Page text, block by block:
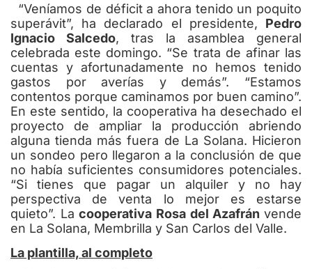
“Veníamos de déficit a ahora tenido un poquito
superávit”, ha declarado el presidente, Pedro
Ignacio Salcedo, tras la asamblea general
celebrada este domingo. “Se trata de afinar las
cuentas y afortunadamente no hemos tenido
gastos por averías y demás”. “Estamos
contentos porque caminamos por buen camino”.
En este sentido, la cooperativa ha desechado el
proyecto de ampliar la producción abriendo
alguna tienda más fuera de La Solana. Hicieron
un sondeo pero llegaron a la conclusión de que
no había suficientes consumidores potenciales.
“Si tienes que pagar un alquiler y no hay
perspectiva de venta lo mejor es estarse
quieto”. Lacooperativa Rosa del Azafránvende
en La Solana, Membrilla y San Carlos del Valle.
La plantilla, al completo